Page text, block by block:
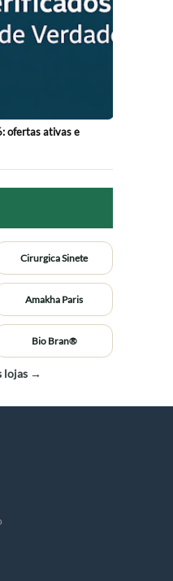
ofertas ativas e
Cirurgica Sinete
Amakha Paris
Bio Bran®
lojas →